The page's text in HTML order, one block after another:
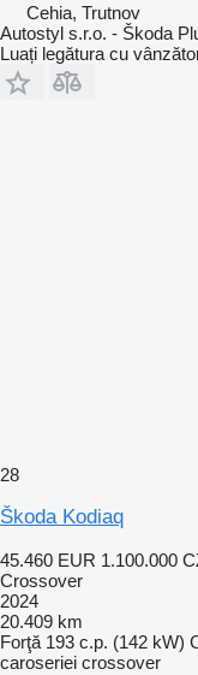
Cehia, Trutnov
Autostyl s.r.o. - Škoda
Luați legătura cu
28
Škoda Kodiaq
45.460 EUR 1.100.000
Crossover
2024
20.409 km
Forţă 193 c.p. (142 kW)
caroseriei crossover